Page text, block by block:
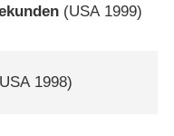
(USA1999)
USA1998)